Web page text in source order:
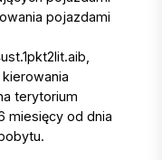
pojazdami
terytorium
miesięcy od dnia